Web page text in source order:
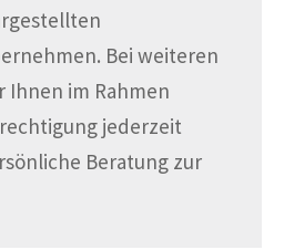
Bei weiteren
Ihnen im Rahmen
jederzeit
Beratung zur